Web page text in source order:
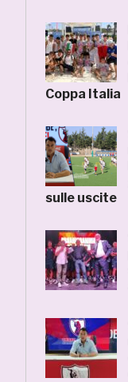
Coppa Italia
sulle uscite